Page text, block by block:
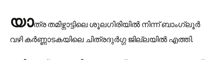
യാത്ര തമിഴ്നാട്ടിലെ ശൂലഗിരിയിൽ നിന്ന് ബാംഗ്ലൂർ
വഴി കർണ്ണാടകയിലെ ചിത്രദുർഗ്ഗ ജില്ലയിൽ എത്തി.